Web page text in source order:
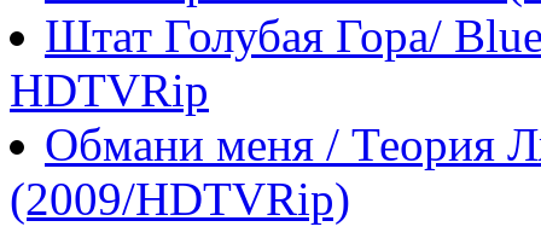
Штат Голубая Гора/
HDTVRip
Обмани меня / Теория
(2009/HDTVRip)